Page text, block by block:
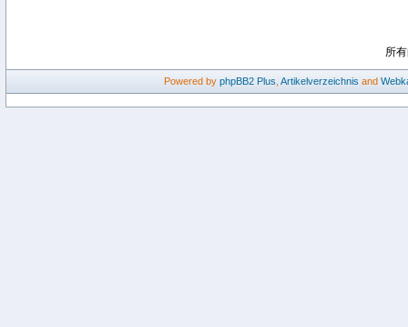
所
Powered by phpBB2 Plus Artikelverzeichnis and